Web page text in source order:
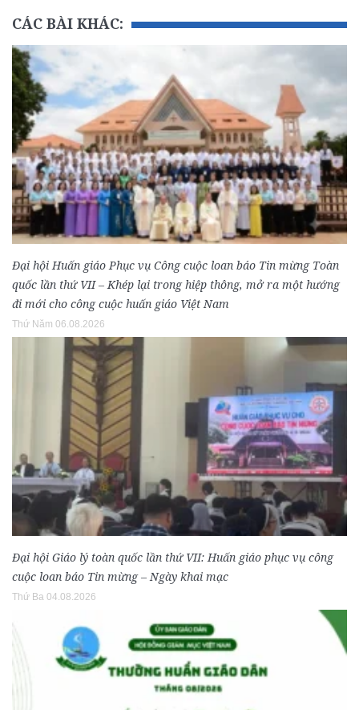
CÁC BÀI KHÁC:
Đại hội Huấn giáo Phục vụ Công cuộc loan báo Tin mừng Toàn
quốc lần thứ VII – Khép lại trong hiệp thông, mở ra một hướng
đi mới cho công cuộc huấn giáo Việt Nam
Thứ Năm 06.08.2026
Đại hội Giáo lý toàn quốc lần thứ VII: Huấn giáo phục vụ công
cuộc loan báo Tin mừng – Ngày khai mạc
Thứ Ba 04.08.2026